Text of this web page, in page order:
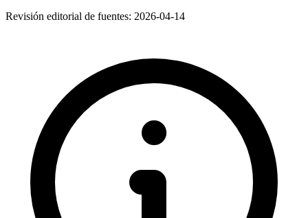
Revisión editorial de fuentes: 2026-04-14